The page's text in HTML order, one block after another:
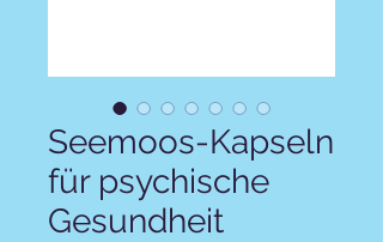
Seemoos-Kapseln
für psychische
Gesundheit